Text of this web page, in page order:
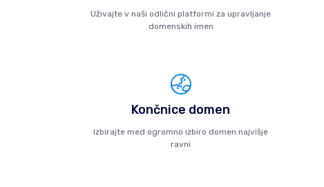
Uživajte v naši odlični platformi za upravljanje
domenskih imen
Končnice domen
Izbirajte med ogromno izbiro domen najvišje
ravni